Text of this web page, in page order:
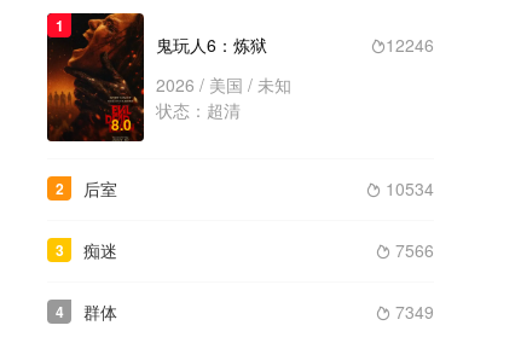
1
8.0
12246
鬼玩人6：炼狱
2026 / 美国 / 未知
状态：超清
2  10534
后室
3  7566
痴迷
4  7349
群体